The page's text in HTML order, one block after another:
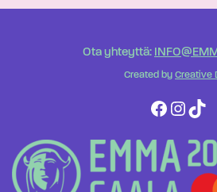
Ota yhteyttä:
Created by Creative